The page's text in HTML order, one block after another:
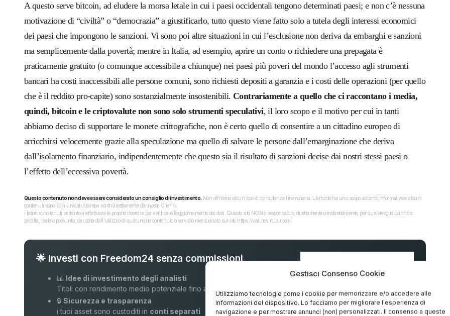
Gestisci Consenso Cookie
Utilizziamo tecnologie come i cookie per memorizzare e/o accedere alle
informazioni del dispositivo. Lo facciamo per migliorare l'esperienza di
navigazione e per mostrare annunci (non) personalizzati. Il consenso a queste
A questo serve bitcoin, ad eludere la morsa letale in cui i paesi occidentali tengono determinati paesi; e non c’è nessuna
motivazione di “civiltà” o “democrazia” a giustificarlo, tutto questo viene fatto solo a tutela degli interessi economici
dei paesi che impongono le sanzioni. Vi sono poi altre situazioni in cui l’esclusione non deriva da embarghi e sanzioni
ma semplicemente dalla povertà; mentre in Italia, ad esempio, aprire un conto o richiedere una prepagata è
praticamente gratuito (o comunque accessibile a chiunque) nei paesi più poveri del mondo l’accesso agli strumenti
bancari ha costi inaccessibili alle persone comuni, sono richiesti depositi a garanzia e i costi delle operazioni (per quello
che è il reddito pro-capite) sono sostanzialmente insostenibili. Contrariamente a quello che ci raccontano i media,
quindi, bitcoin e le criptovalute non sono solo strumenti speculativi, il loro scopo e il motivo per cui in tanti
abbiamo deciso di supportare le monete crittografiche, non è certo quello di consentire a un cittadino europeo di
arricchirsi velocemente grazie alla speculazione ma quello di salvare le persone dall’emarginazione che deriva
dall’isolamento finanziario, indipendentemente che questo sia il risultato di sanzioni decise dai nostri stessi paesi o
l’effetto dell’eccessiva povertà.
Questo contenuto non deve essere considerato un consiglio di investimento. Non offriamo alcun tipo di consulenza finanziaria. L’articolo ha uno scopo soltanto informativo e alcuni
contenuti sono Comunicati Stampa scritti direttamente dai nostri Clienti.
I lettori sono tenuti pertanto a effettuare le proprie ricerche per verificare l’aggiornamento dei dati. Questo sito NON è responsabile, direttamente o indirettamente, per qualsivoglia danno o
perdita, reale o presunta, causata dall'utilizzo di qualunque contenuto o servizio menzionato sul sito https://valutevirtuali.com.
🌟 Investi con Freedom24 senza commissioni
📊 Idee di investimento degli analisti
Titoli con rendimento medio potenziale fino al
🔒Sicurezza e trasparenza
i tuoi asset sono custoditi in conti separati